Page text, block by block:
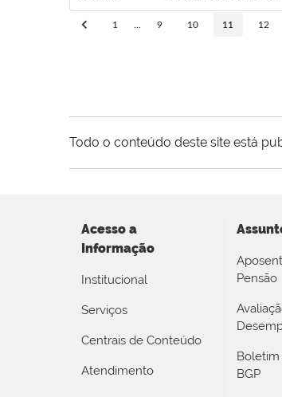
1 9 10 11 12
Todo o conteúdo deste site está
Acesso a
Informação
Institucional
Serviços
Centrais de Conteúdo
Atendimento
Pensão
Boletim
BGP